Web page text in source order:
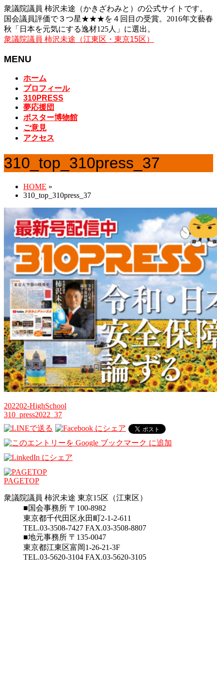
衆議院議員 柿沢未途（かきざわみと）の公式サイトです。
国会議員評価で３つ星★★★を４回目の受賞。2016年文藝春
秋「日本を元気にする逸材125人」に選出。
衆議院議員 柿沢未途（江東区・東京15区）
MENU
ホーム
プロフィール
310PRESS
夢応援団
ポスター博物館
ご意見
アクセス
310_top_310press_37
HOME »
310_top_310press_37
202202-HighSchool
310_press2022_37
PAGETOP
衆議院議員 柿沢未途 東京15区（江東区）
■国会事務所 〒100-8982
東京都千代田区永田町2-1-2-611
TEL.03-3508-7427 FAX.03-3508-8807
■地元事務所 〒135-0047
東京都江東区富岡1-26-21-3F
TEL.03-5620-3104 FAX.03-5620-3105